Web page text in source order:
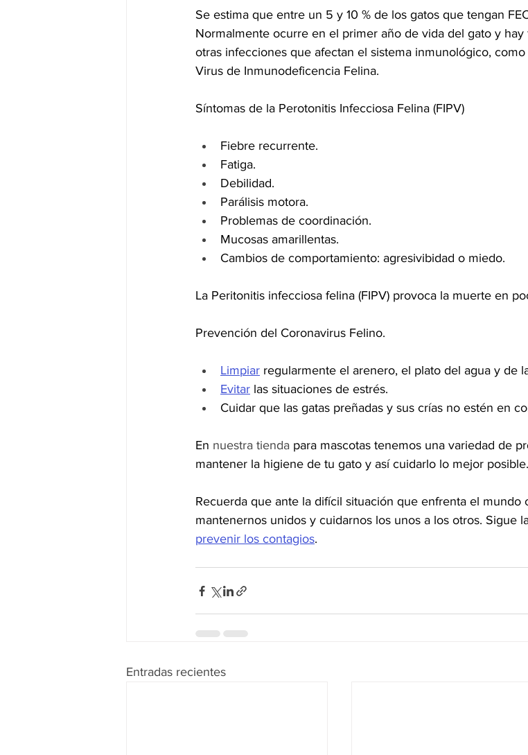
Se estima que entre un 5 y 10 % de los gatos que tengan
Normalmente ocurre en el primer año de vida del gato y
otras infecciones que afectan el sistema inmunológico,
Virus de Inmunodeficencia Felina.
Síntomas de la Perotonitis Infecciosa Felina (FIPV)
Fiebre recurrente.
Fatiga.
Debilidad.
Parálisis motora.
Problemas de coordinación.
Mucosas amarillentas.
Cambios de comportamiento: agresivibidad o miedo.
La Peritonitis infecciosa felina (FIPV) provoca la muerte en
Prevención del Coronavirus Felino.
Limpiar regularmente el arenero, el plato del agua y de
Evitar las situaciones de estrés.
Cuidar que las gatas preñadas y sus crías no estén en
En nuestra tienda para mascotas tenemos una variedad de
mantener la higiene de tu gato y así cuidarlo lo mejor posible.
Recuerda que ante la difícil situación que enfrenta el mundo
mantenernos unidos y cuidarnos los unos a los otros. Sigue
prevenir los contagios.
Entradas recientes